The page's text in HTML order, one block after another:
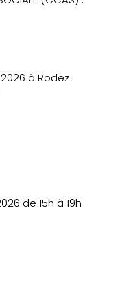
à Rodez
de 15h à 19h